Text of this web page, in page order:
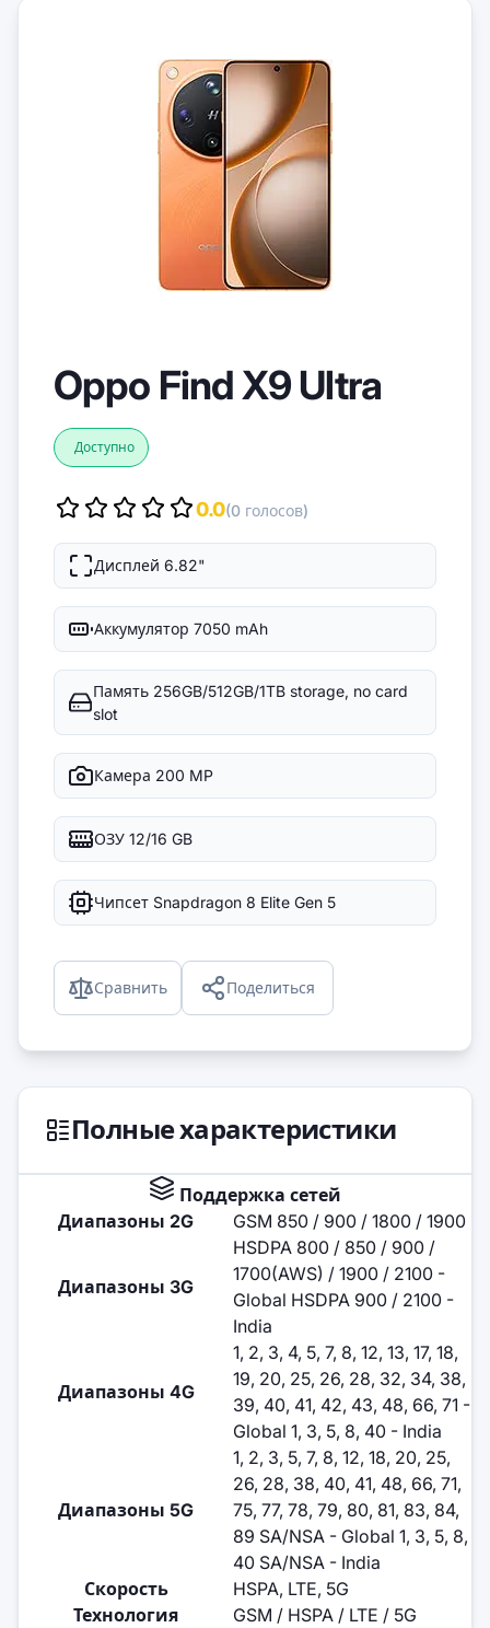
Oppo Find X9 Ultra
Доступно
0.0(0 голосов)
Дисплей 6.82"
Аккумулятор 7050 mAh
Память 256GB/512GB/1TB storage, no card
slot
Камера 200 MP
ОЗУ 12/16 GB
Чипсет Snapdragon 8 Elite Gen 5
Сравнить Поделиться
Полные характеристики
Поддержка сетей
Диапазоны 2G
GSM 850 / 900 / 1800 / 1900
Диапазоны 3G
HSDPA 800 / 850 / 900 /
1700(AWS) / 1900 / 2100 -
Global HSDPA 900 / 2100 -
India
Диапазоны 4G
1, 2, 3, 4, 5, 7, 8, 12, 13, 17, 18,
19, 20, 25, 26, 28, 32, 34, 38,
39, 40, 41, 42, 43, 48, 66, 71 -
Global 1, 3, 5, 8, 40 - India
Диапазоны 5G
1, 2, 3, 5, 7, 8, 12, 18, 20, 25,
26, 28, 38, 40, 41, 48, 66, 71,
75, 77, 78, 79, 80, 81, 83, 84,
89 SA/NSA - Global 1, 3, 5, 8,
40 SA/NSA - India
Скорость
HSPA, LTE, 5G
Технология
GSM / HSPA / LTE / 5G